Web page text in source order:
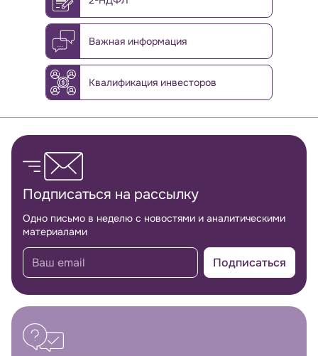
Важная информация
Квалификация инвесторов
Обратная связь
Подписаться на рассылку
Одно письмо в неделю с новостями и аналитическими
материалами
Подписаться